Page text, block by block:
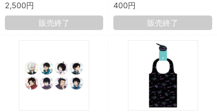
2,500円
販売終了
400円
販売終了